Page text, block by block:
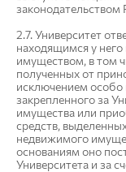
2.7. Университет
находящимся у него
имуществом, в том
полученных от
исключением
закрепленного за
имущества или
средств,
недвижимого
основаниям оно
Университета и за